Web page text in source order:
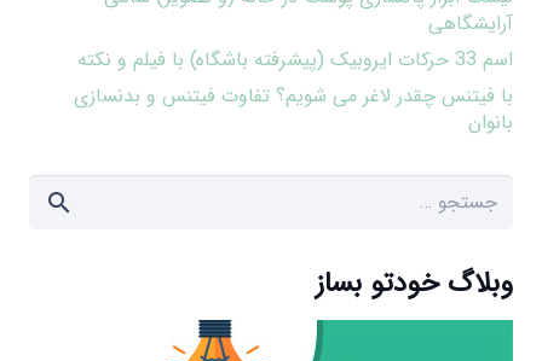
آرایشگاهی
اسم 33 حرکات ایروبیک (پیشرفته باشگاه) با فیلم و نکته
با فیتنس چقدر لاغر می شویم؟ تفاوت فیتنس و بدنسازی
بانوان
جستجو
وبلاگ خودتو بساز